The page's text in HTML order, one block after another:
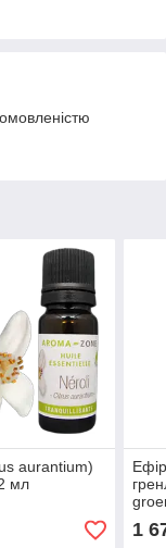
aurantium)
мл
5 мл
1